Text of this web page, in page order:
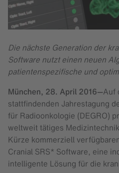
Die nächste Generation der
Software nutzt einen neuen
patientenspezifische und
München, 28. April 2016—Auf
stattfindenden Jahrestagung
für Radioonkologie (DEGRO)
weltweit tätiges
Kürze kommerziell
Cranial SRS* Software, eine
intelligente Lösung für die